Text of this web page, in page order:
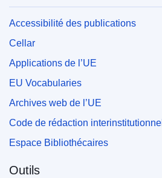
Accessibilité des publications
Cellar
Applications de l’UE
EU Vocabularies
Archives web de l’UE
Code de rédaction interinstitutionnel
Espace Bibliothécaires
Outils